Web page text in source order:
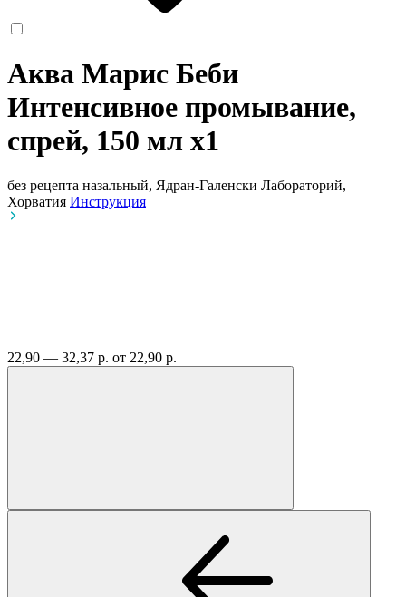
Аква Марис Беби
Интенсивное промывание,
спрей, 150 мл x1
без рецепта назальный, Ядран-Галенски Лабораторий,
Хорватия Инструкция
22,90 — 32,37 р. от 22,90 р.